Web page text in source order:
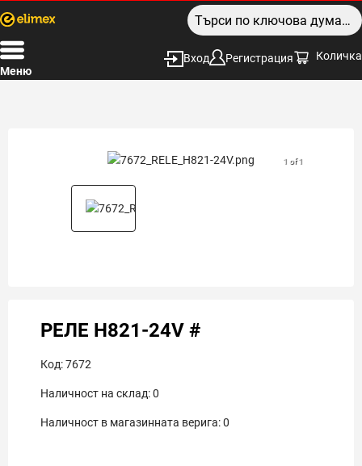
Меню
Вход Регистрация Количка
1 of 1
РЕЛЕ H821-24V #
Код:7672
Наличност на склад:0
Наличност в магазинната верига:0